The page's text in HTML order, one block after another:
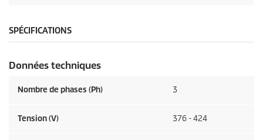
SPÉCIFICATIONS
Données techniques
Nombre de phases (Ph) 3
Tension (V) 376 - 424